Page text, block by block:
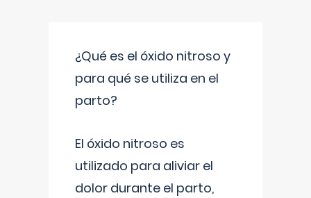
¿Qué es el óxido nitroso y
para qué se utiliza en el
parto?
El óxido nitroso es
utilizado para aliviar el
dolor durante el parto,